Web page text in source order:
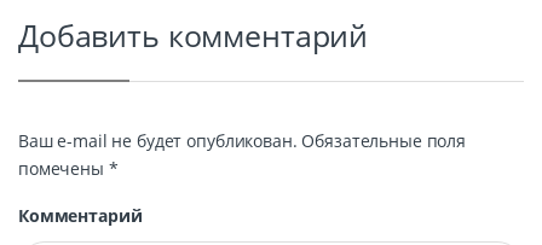
Добавить комментарий
Ваш e-mail не будет опубликован. Обязательные поля
помечены *
Комментарий